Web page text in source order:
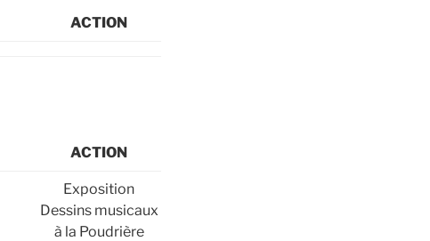
ACTION
ACTION
Exposition
Dessins musicaux
à la Poudrière